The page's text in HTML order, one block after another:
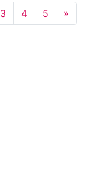
3 4 5 »